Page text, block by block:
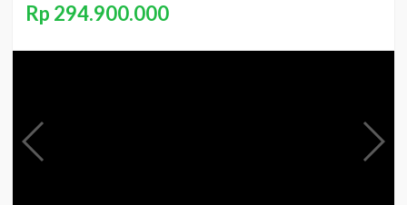
Rp 294.900.000